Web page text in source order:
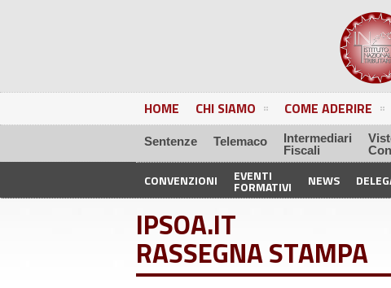
HOME CHI SIAMO COME ADERIRE
Sentenze Telemaco
Intermediari
Fiscali
CONVENZIONI EVENTI
FORMATIVI NEWS
IPSOA.IT
RASSEGNA STAMPA